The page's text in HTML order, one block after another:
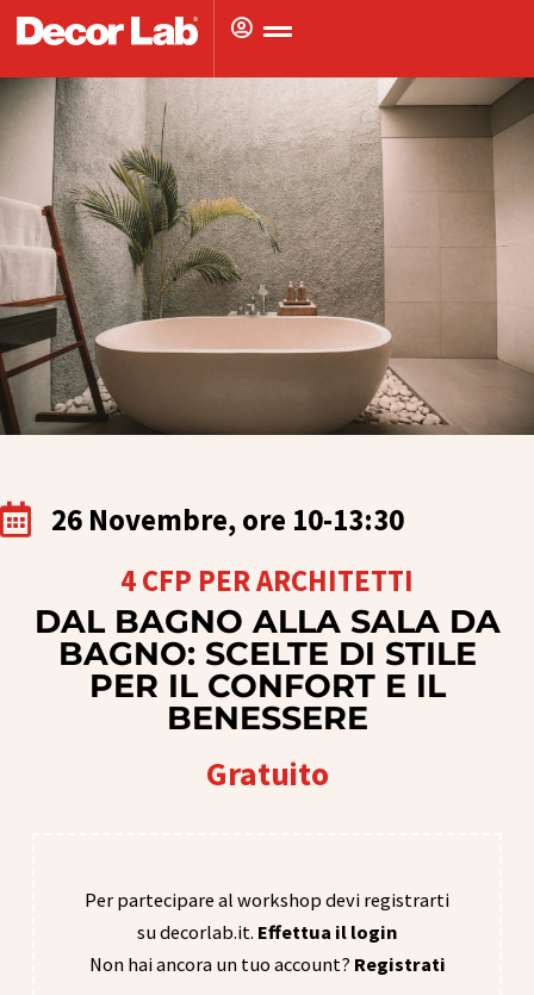
26 Novembre, ore 10-13:30
4 CFP PER ARCHITETTI
DAL BAGNO ALLA SALA DA
BAGNO: SCELTE DI STILE
PER IL CONFORT E IL
BENESSERE
Gratuito
Per partecipare al workshop devi registrarti
su decorlab.it. Effettua il login
Non hai ancora un tuo account? Registrati